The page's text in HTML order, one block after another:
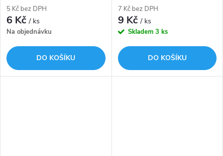
5 Kč bez DPH
6 Kč/ ks
Na objednávku
DO KOŠÍKU
7 Kč bez DPH
9 Kč/ ks
Skladem 3 ks
DO KOŠÍKU